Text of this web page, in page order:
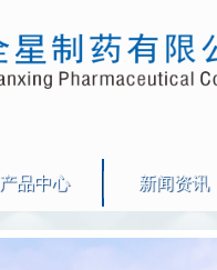
产品中心 新闻资讯